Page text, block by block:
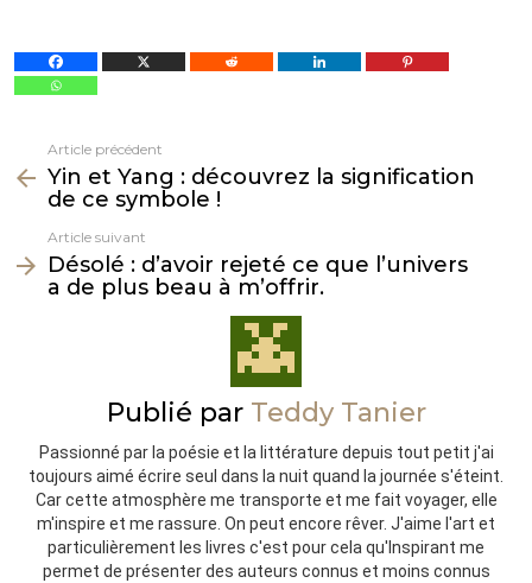
plus
Article précédent
Yin et Yang : découvrez la signification
de ce symbole !
Article suivant
Désolé : d’avoir rejeté ce que l’univers
a de plus beau à m’offrir.
Publié par Teddy Tanier
Passionné par la poésie et la littérature depuis tout petit j'ai
toujours aimé écrire seul dans la nuit quand la journée s'éteint.
Car cette atmosphère me transporte et me fait voyager, elle
m'inspire et me rassure. On peut encore rêver. J'aime l'art et
particulièrement les livres c'est pour cela qu'Inspirant me
permet de présenter des auteurs connus et moins connus